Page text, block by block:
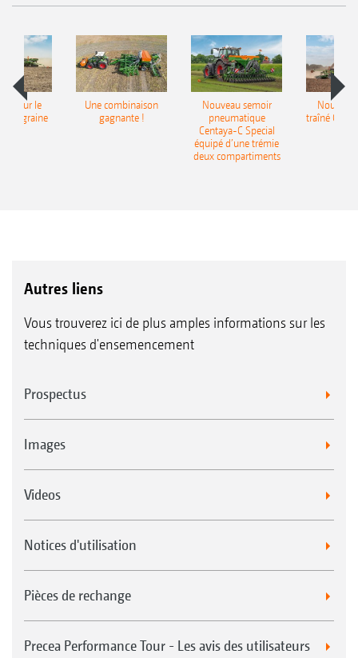
pour le
Une combinaison
gagnante !
Nouveau semoir
pneumatique
Centaya-C Special
équipé d’une trémie
deux compartiments
traîné
Autres liens
Vous trouverez ici de plus amples informations sur les
techniques d'ensemencement
Prospectus
Images
Videos
Notices d'utilisation
Pièces de rechange
Precea Performance Tour - Les avis des utilisateurs